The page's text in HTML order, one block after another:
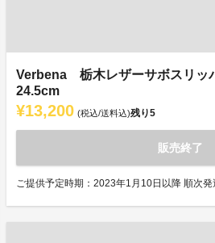
Verbena 栃木レザーサボスリ
24.5cm
¥13,200 (税込/送料込)残り5
販売終了
ご提供予定時期：2023年1月10日以降 順次発